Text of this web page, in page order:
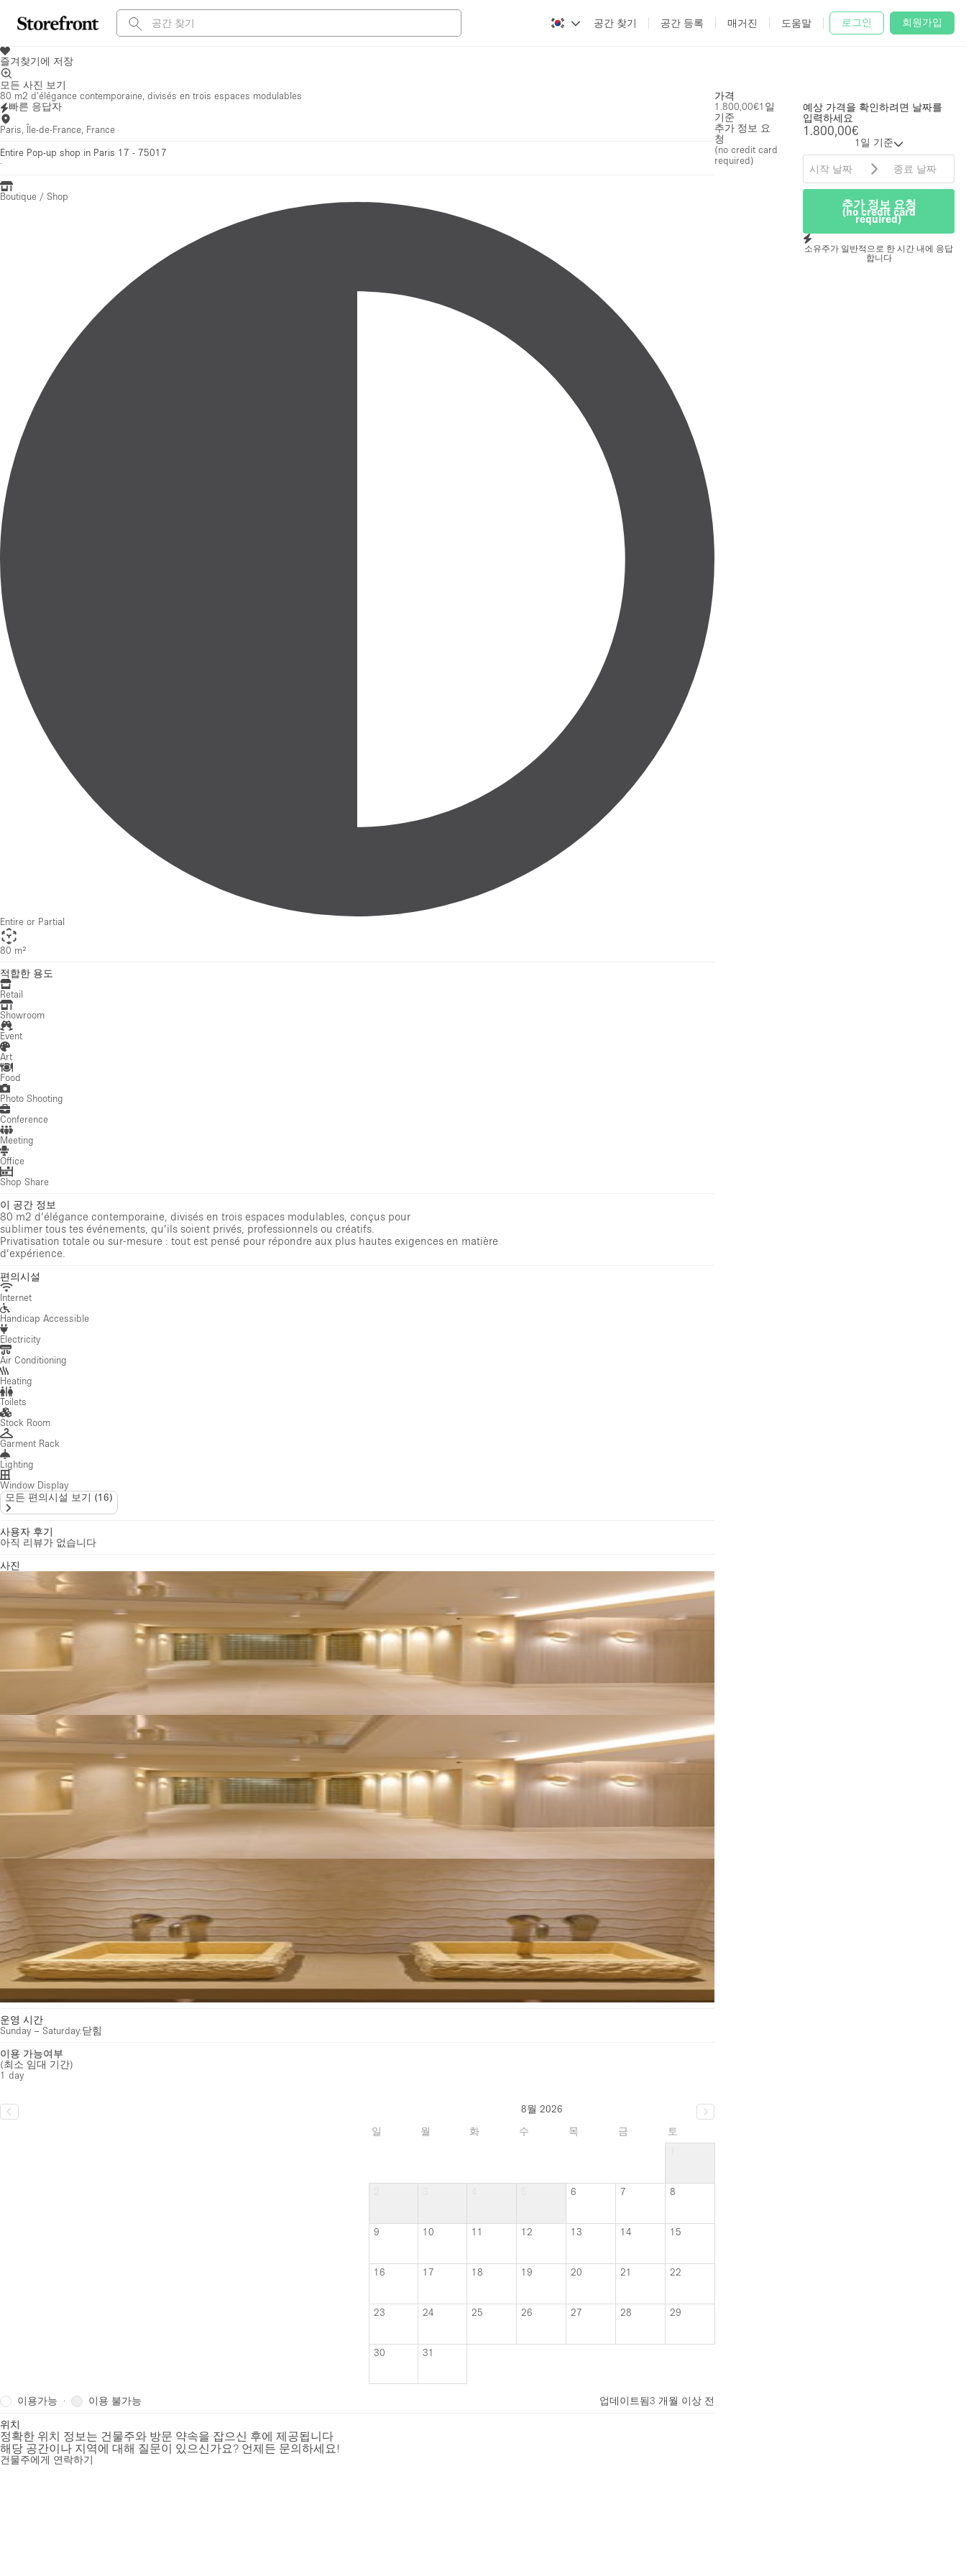
공간 찾기 공간 등록 매거진 도움말 로그인 회원가입
즐겨찾기에 저장
모든 사진 보기
예상 가격을 확인하려면 날짜를
입력하세요
1.800,00€
1일 기준
추가 정보 요청
(no credit card
required)
소유주가 일반적으로 한 시간 내에 응답
합니다
가격
1.800,00€1일
기준
추가 정보 요
청
(no credit card
required)
80 m2 d’élégance contemporaine, divisés en trois espaces modulables
빠른 응답자
Paris, Île-de-France, France
Entire Pop-up shop in Paris 17 - 75017
·
Boutique / Shop
Entire or Partial
80 m²
적합한 용도
Retail
Showroom
Event
Art
Food
Photo Shooting
Conference
Meeting
Office
Shop Share
이 공간 정보
80 m2 d’élégance contemporaine, divisés en trois espaces modulables, conçus pour
sublimer tous tes événements, qu’ils soient privés, professionnels ou créatifs.
Privatisation totale ou sur-mesure : tout est pensé pour répondre aux plus hautes exigences en matière
d’expérience.
편의시설
Internet
Handicap Accessible
Electricity
Air Conditioning
Heating
Toilets
Stock Room
Garment Rack
Lighting
Window Display
모든 편의시설 보기 (16)
사용자 후기
아직 리뷰가 없습니다
사진
운영 시간
Sunday – Saturday:닫힘
이용 가능여부
(최소 임대 기간)
1 day
8월 2026
일
월 화 수 목 금
토
6 7 8
9 10 11 12 13 14 15
16 17 18 19 20 21 22
23 24 25 26 27 28 29
30 31
이용가능 · 이용 불가능 업데이트됨3 개월 이상 전
위치
정확한 위치 정보는 건물주와 방문 약속을 잡으신 후에 제공됩니다
해당 공간이나 지역에 대해 질문이 있으신가요? 언제든 문의하세요!
건물주에게 연락하기